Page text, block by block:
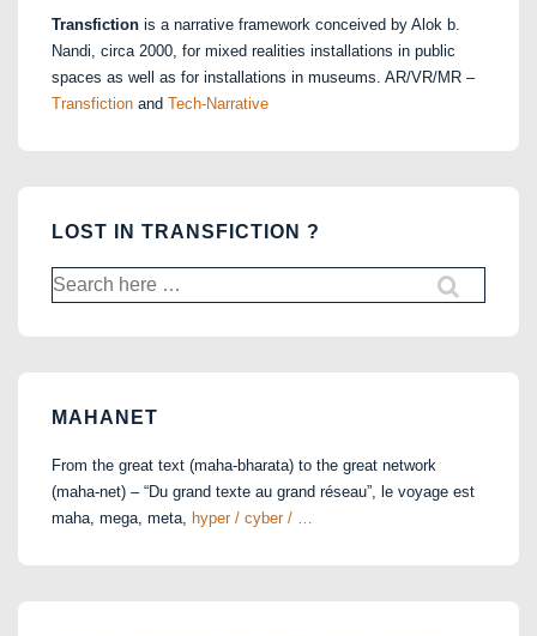
Transfiction is a narrative framework conceived by Alok b.
Nandi, circa 2000, for mixed realities installations in public
spaces as well as for installations in museums. AR/VR/MR –
Transfiction and Tech-Narrative
LOST IN TRANSFICTION ?
Search
for:
MAHANET
From the great text (maha-bharata) to the great network
(maha-net) – “Du grand texte au grand réseau”, le voyage est
maha, mega, meta, hyper / cyber / …